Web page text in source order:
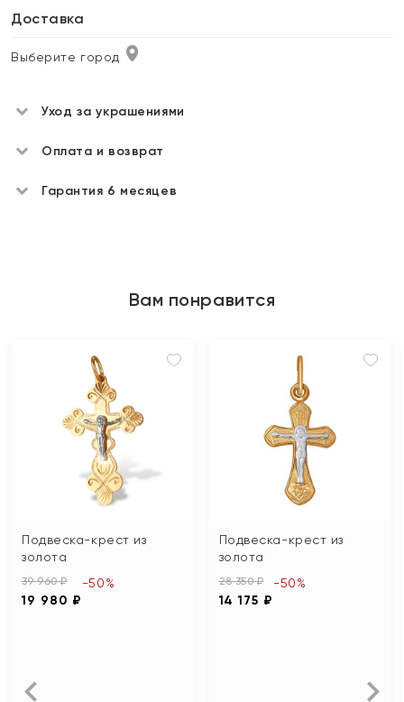
Доставка
Выберите город
Уход за украшениями
Оплата и возврат
Гарантия 6 месяцев
Вам понравится
Подвеска-крест из
золота
39 960 ₽
19 980 ₽
-50%
Подвеска-крест из
золота
28 350 ₽
14 175 ₽
-50%